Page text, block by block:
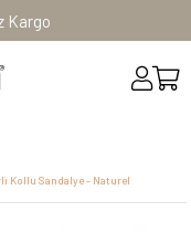
Kargo
Kollu Sandalye - Naturel